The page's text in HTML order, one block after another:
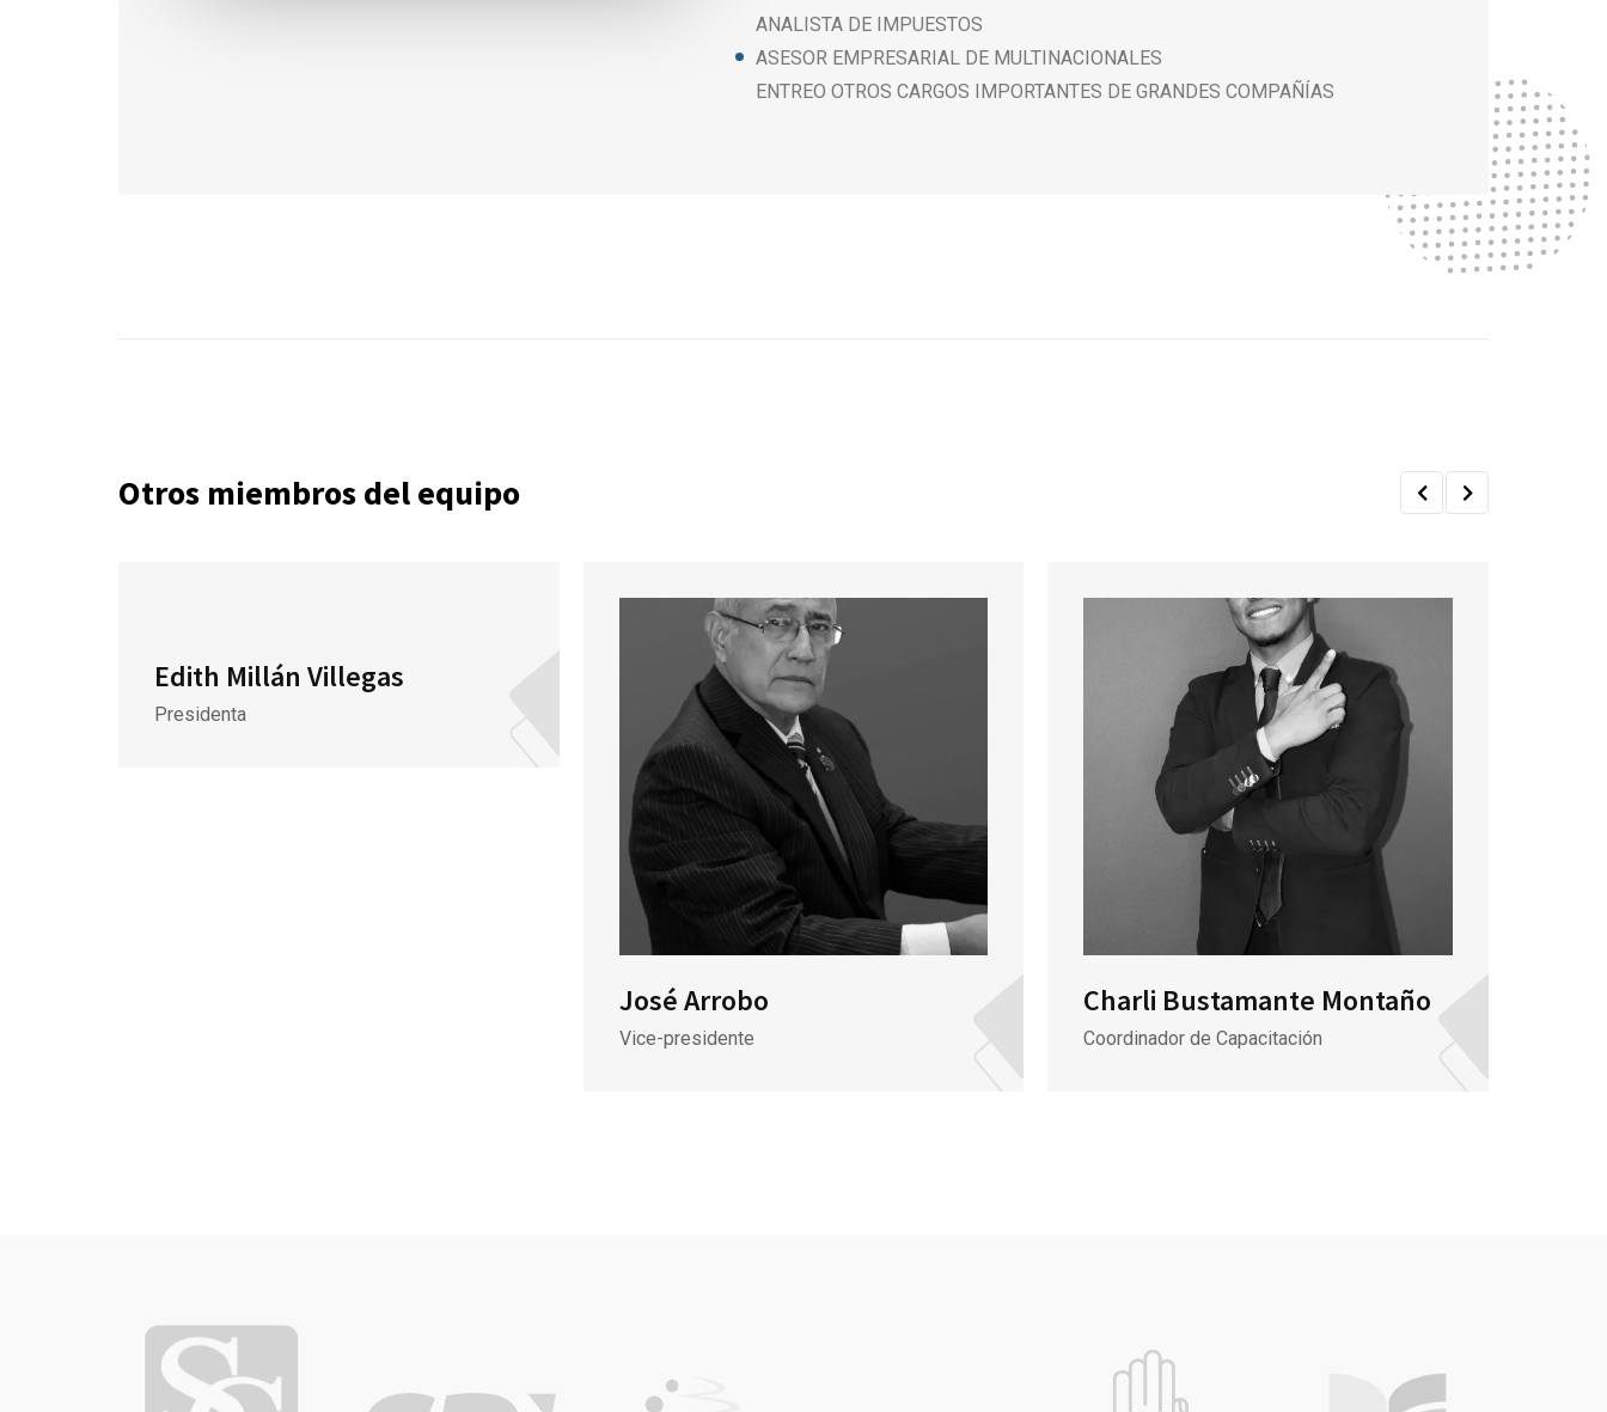
ANALISTA DE IMPUESTOS
ASESOR EMPRESARIAL DE MULTINACIONALES
ENTREO OTROS CARGOS IMPORTANTES DE GRANDES COMPAÑÍAS
Otros miembros del equipo
Edith Millán Villegas
Presidenta
José Arrobo
Vice-presidente
Charli Bustamante Montaño
Coordinador de Capacitación